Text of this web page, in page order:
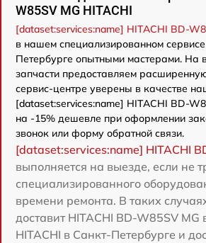
W85SV MG HITACHI
[dataset:services:name] HITACHI BD-
в нашем специализированном
Петербурге опытными мастерами. На
запчасти предоставляем
сервис-центре уверены в качестве
[dataset:services:name] HITACHI BD-
на -15% дешевле при оформлении
звонок или форму обратной связи.
[dataset:services:name] HITACHI
выполняется на выезде, если не
специализированного
времени ремонта. В таких
доставит HITACHI BD-W85SV MG
HITACHI в Санкт-Петербурге и